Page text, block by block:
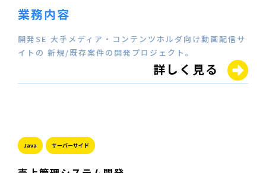
業務内容
開発SE 大手メディア・コンテンツホルダ向け動画配信サ
イトの 新規/既存案件の開発プロジェクト。
詳しく見る
Java サーバーサイド